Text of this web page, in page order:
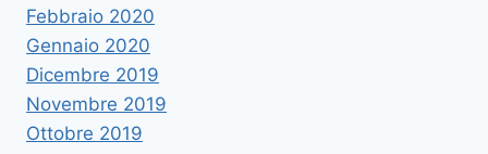
Febbraio 2020
Gennaio 2020
Dicembre 2019
Novembre 2019
Ottobre 2019